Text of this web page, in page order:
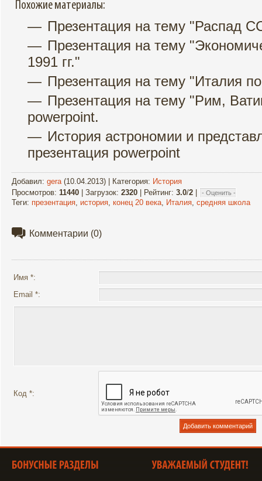
Похожие материалы:
Презентация на тему "Распад
Презентация на тему
1991 гг."
Презентация на тему "Италия
Презентация на тему "Рим,
powerpoint.
История астрономии и
презентация powerpoint
Добавил: gera (10.04.2013) | Категория: История
Просмотров: 11440 | Загрузок: 2320 | Рейтинг: 3.0/2 |
Теги: презентация история конец 20 века Италия средняя школа
Комментарии (0)
Имя *:
Email *:
Код *: